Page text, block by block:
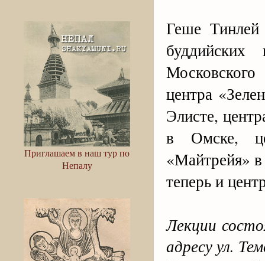
Приглашаем в наш тур по
Непалу
Геше Тинлей
центра
Элисте,
в Омске,
«Майтрейя»
теперь и
Лекции
адресу ул.